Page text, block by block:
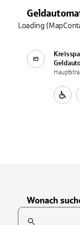
Loading
Wonach
Suchfeld